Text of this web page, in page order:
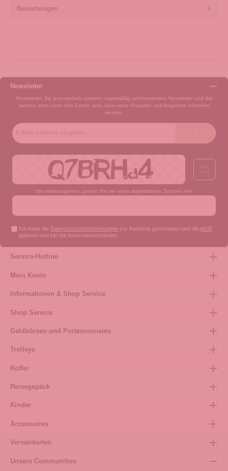
Bewertungen
Newsletter
Abonnieren Sie jetzt einfach unseren regelmäßig erscheinenden Newsletter und Sie
werden stets unter den Ersten sein, über neue Produkte und Angebote informiert
werden.
Um weiterzugehen, geben Sie die oben abgebildeten Zeichen ein*
Ich habe die Datenschutzbestimmungen zur Kenntnis genommen und die AGB
gelesen und bin mit ihnen einverstanden.
Service-Hotline
Mein Konto
Informationen & Shop Service
Shop Service
Geldbörsen und Portemonnaies
Trolleys
Koffer
Reisegepäck
Kinder
Accessoires
Versandarten
Unsere Communities